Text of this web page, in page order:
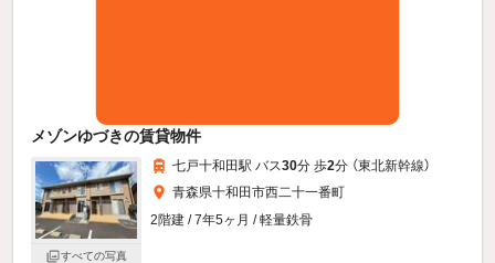
メゾンゆづきの賃貸物件
すべての写真
七戸十和田駅 バス30分 歩2分 （東北新幹線）
青森県十和田市西二十一番町
2階建 / 7年5ヶ月 / 軽量鉄骨